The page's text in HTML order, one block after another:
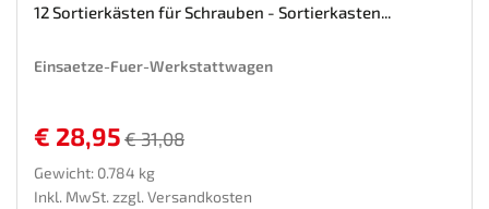
12 Sortierkästen für Schrauben - Sortierkasten...
Einsaetze-Fuer-Werkstattwagen
€ 28,95 € 31,08
Gewicht: 0.784 kg
Inkl. MwSt. zzgl. Versandkosten